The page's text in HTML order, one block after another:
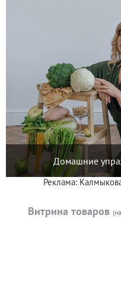
Домашние
Реклама:
Витрина товаров